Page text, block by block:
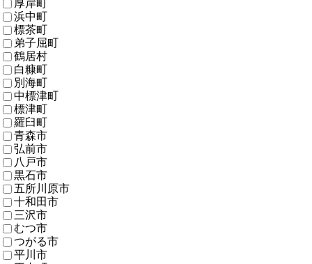
厚岸町
浜中町
標茶町
弟子屈町
鶴居村
白糠町
別海町
中標津町
標津町
羅臼町
青森市
弘前市
八戸市
黒石市
五所川原市
十和田市
三沢市
むつ市
つがる市
平川市